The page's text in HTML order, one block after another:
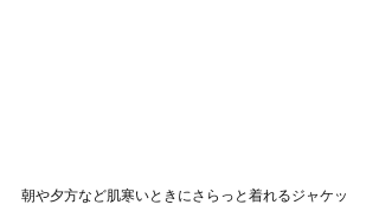
朝や夕方など肌寒いときにさらっと着れるジャケッ